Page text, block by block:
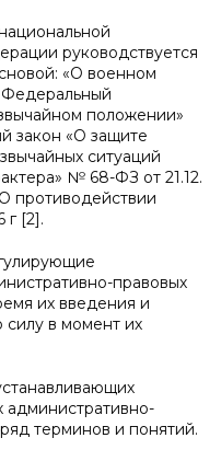
руководствуется
«О военном
Федеральный
положении»
закон «О защите
ситуаций
№ 68-ФЗ от 21.12.
противодействии
г [2].
правовых
их введения и
силу в момент их
административно-
терминов и понятий.